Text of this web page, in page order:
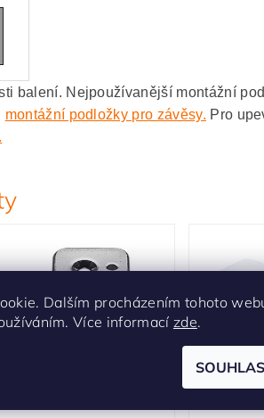
balení. Nejpoužívanější montážní
montážní podložky pro závěsy. Pro
Sada
Dalším procházením tohoto
Více informací zde.